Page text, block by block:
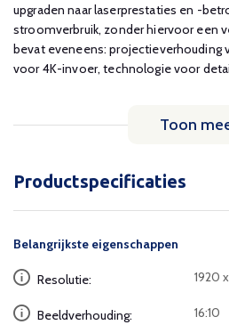
upgraden naar laserprestaties en -
stroomverbruik, zonder hiervoor een
bevat eveneens: projectieverhouding
voor 4K-invoer, technologie voor
Toon
Productspecificaties
Belangrijkste eigenschappen
Resolutie: 1920
Beeldverhouding: 16:10